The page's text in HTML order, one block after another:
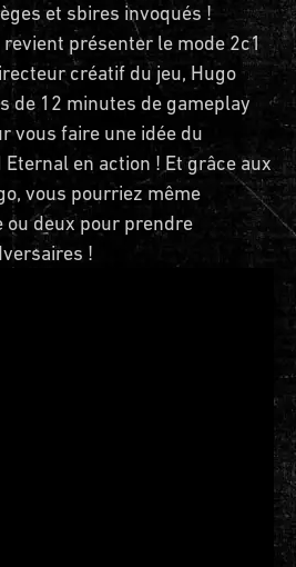
et sbires invoqués !
présenter le mode 2c1
créatif du jeu, Hugo
de 12 minutes de gameplay
vous faire une idée du
Eternal en action ! Et grâce aux
vous pourriez même
ou deux pour prendre
!